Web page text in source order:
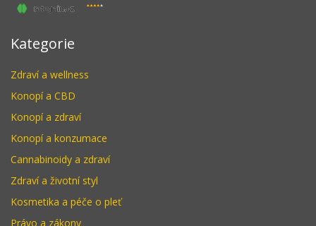
Kategorie
Zdraví a wellness
Konopí a CBD
Konopí a zdraví
Konopí a konzumace
Cannabinoidy a zdraví
Zdraví a životní styl
Kosmetika a péče o pleť
Právo a zákony